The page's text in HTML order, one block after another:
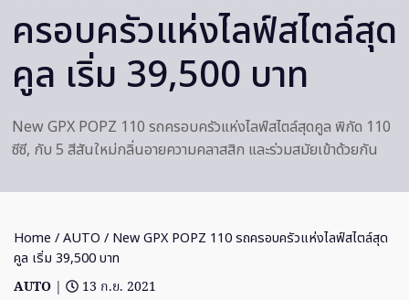
ครอบครัวแห่งไลฟ์สไตล์สุด
คูล เริ่ม 39,500 บาท
New GPX POPZ 110 รถครอบครัวแห่งไลฟ์สไตล์สุดคูล พิกัด 110
ซีซี, กับ 5 สีสันใหม่กลิ่นอายความคลาสสิก และร่วมสมัยเข้าด้วยกัน
Home /AUTO / New GPX POPZ 110 รถครอบครัวแห่งไลฟ์สไตล์สุด
คูล เริ่ม 39,500 บาท
AUTO |
13 ก.ย. 2021